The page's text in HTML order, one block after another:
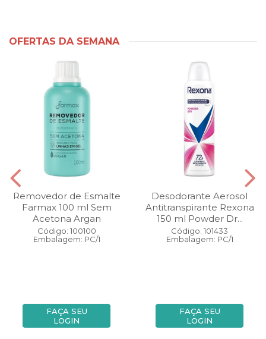
OFERTAS DA SEMANA
Removedor de Esmalte
Farmax 100 ml Sem
Acetona Argan
Código: 100100
Embalagem: PC/1
FAÇA SEU
LOGIN
Desodorante Aerosol
Antitranspirante Rexona
150 ml Powder Dr...
Código: 101433
Embalagem: PC/1
FAÇA SEU
LOGIN